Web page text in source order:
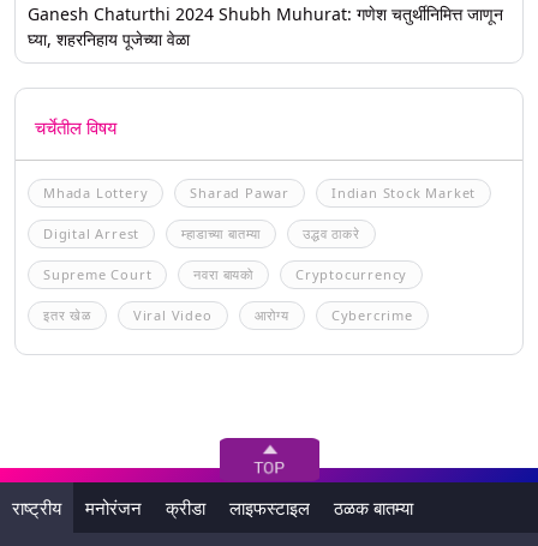
Ganesh Chaturthi 2024 Shubh Muhurat: गणेश चतुर्थीनिमित्त जाणून
घ्या, शहरनिहाय पूजेच्या वेळा
चर्चेतील विषय
Mhada Lottery Sharad Pawar Indian Stock Market
Digital Arrest म्हाडाच्या बातम्या उद्धव ठाकरे
Supreme Court नवरा बायको Cryptocurrency
इतर खेळ Viral Video आरोग्य Cybercrime
राष्ट्रीय मनोरंजन क्रीडा लाइफस्टाइल ठळक बातम्या